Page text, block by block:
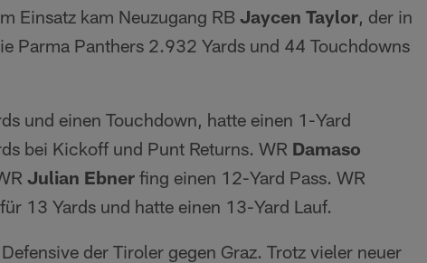
Einsatz kam Neuzugang RB Jaycen Taylor, der in
Parma Panthers 2.932 Yards und 44 Touchdowns
und einen Touchdown, hatte einen 1-Yard
bei Kickoff und Punt Returns. WR Damaso
Julian Ebner fing einen 12-Yard Pass. WR
13 Yards und hatte einen 13-Yard Lauf.
der Tiroler gegen Graz. Trotz vieler neuer